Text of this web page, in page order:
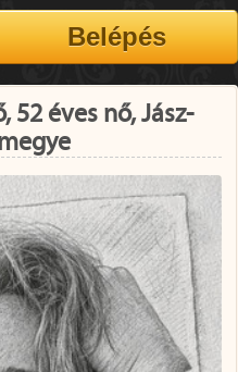
52 éves nő, Jász-